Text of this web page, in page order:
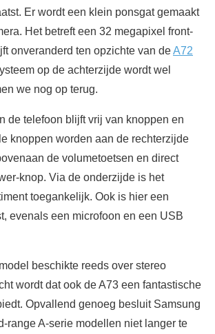
Er wordt een klein ponsgat gemaakt
Het betreft een 32 megapixel front-
onveranderd ten opzichte van deA72
op de achterzijde wordt wel
we nog op terug.
de telefoon blijft vrij van knoppen en
knoppen worden aan de rechterzijde
de volumetoetsen en direct
knop. Via de onderzijde is het
toegankelijk. Ook is hier een
evenals een microfoon en een USB
beschikte reeds over stereo
wordt dat ook de A73 een fantastische
Opvallend genoeg besluit Samsung
range A-serie modellen niet langer te